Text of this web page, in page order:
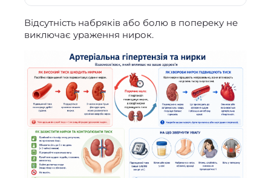
Відсутність набряків або болю в попереку не
виключає ураження нирок.